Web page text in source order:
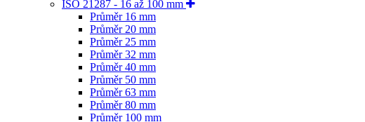
ISO 21287 - 16 až 100 mm
Průměr 16 mm
Průměr 20 mm
Průměr 25 mm
Průměr 32 mm
Průměr 40 mm
Průměr 50 mm
Průměr 63 mm
Průměr 80 mm
Průměr 100 mm